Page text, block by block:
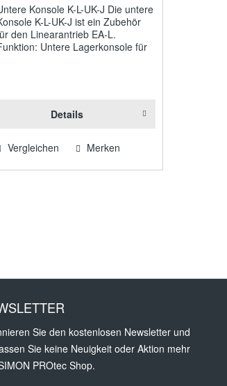
Konsole K-L-UK-J Die untere
K-L-UK-J ist ein Zubehör
den Linearantrieb EA-L.
Untere Lagerkonsole für
Details
Vergleichen Merken
Sie den kostenlosen Newsletter und
Sie keine Neuigkeit oder Aktion mehr
PROtec Shop.